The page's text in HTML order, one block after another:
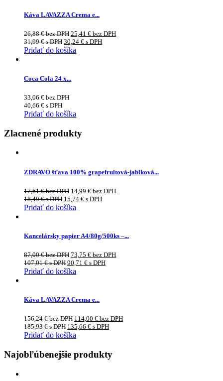
Káva LAVAZZA Crema e...
26,88€bez DPH 25,41 € bez DPH
31,99€s DPH 30,24 € s DPH
Pridať do košíka
Coca Cola 24 x...
33,06 € bez DPH
40,66 € s DPH
Pridať do košíka
Zlacnené produkty
ZDRAVO šťava 100% grapefruitová-jablková...
17,61€bez DPH 14,99 € bez DPH
18,49€s DPH 15,74 € s DPH
Pridať do košíka
Kancelársky papier A4/80g/500ks –...
87,00€bez DPH 73,75 € bez DPH
107,01€s DPH 90,71 € s DPH
Pridať do košíka
Káva LAVAZZA Crema e...
156,24€bez DPH 114,00 € bez DPH
185,93€s DPH 135,66 € s DPH
Pridať do košíka
Najobľúbenejšie produkty